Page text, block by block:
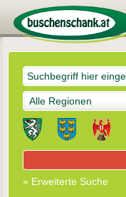
Alle Regionen
» Erweiterte Suche